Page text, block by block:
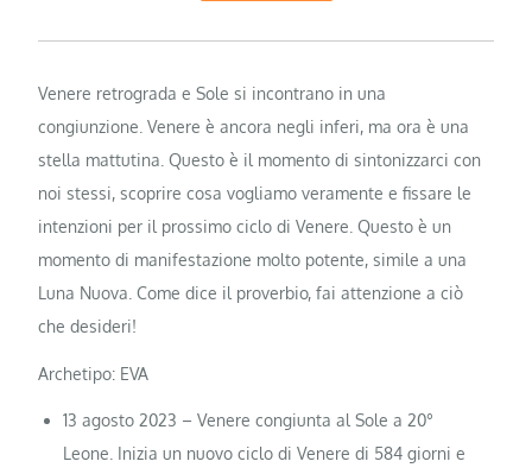
Venere retrograda e Sole si incontrano in una
congiunzione. Venere è ancora negli inferi, ma ora è una
stella mattutina. Questo è il momento di sintonizzarci con
noi stessi, scoprire cosa vogliamo veramente e fissare le
intenzioni per il prossimo ciclo di Venere. Questo è un
momento di manifestazione molto potente, simile a una
Luna Nuova. Come dice il proverbio, fai attenzione a ciò
che desideri!
Archetipo: EVA
13 agosto 2023 – Venere congiunta al Sole a 20°
Leone. Inizia un nuovo ciclo di Venere di 584 giorni e